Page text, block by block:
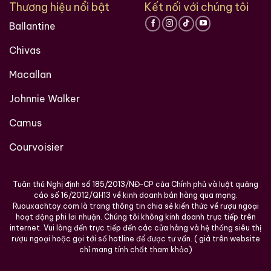
Địa chỉ: 1061 Phạm Văn Đồng, Linh Tây, Thủ Đức,
Maps:https://www.google.com/maps?
Thương hiệu nổi bật
Ballantine
Chivas
Macallan
Johnnie Walker
Camus
Courvoisier
Kết nối với chúng tôi
Tuân thủ Nghị định số 185/2013/NĐ-CP của Chính phủ và luật quảng
cáo số 16/2012/QH13 về kinh doanh bán hàng qua mạng.
Ruouxachtay.com là trang thông tin chia sẻ kiến thức về rượu ngoại
hoạt động phi lơi nhuận. Chúng tôi không kinh doanh trực tiếp trên
internet. Vui lòng đến trực tiếp đến các cửa hàng và hệ thống siêu thị
rượu ngoại hoặc gọi tới số hotline để được tư vấn. ( giá trên website
chỉ mang tính chất tham khảo)